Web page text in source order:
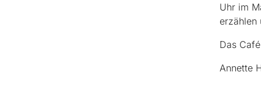
Uhr im
erzählen
Das
Annette